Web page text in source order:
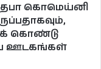
கொமெய்னி
கொண்டு
ஊடகங்கள்